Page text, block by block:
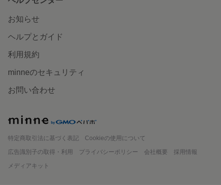
お知らせ
ヘルプとガイド
利用規約
minneのセキュリティ
お問い合わせ
特定商取引法に基づく表記
Cookieの使用について
広告識別子の取得・利用
プライバシーポリシー 会社概要
採用情報
メディアキット